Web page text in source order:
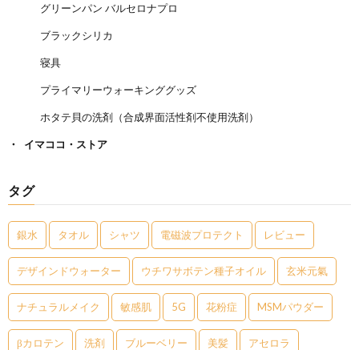
グリーンパン バルセロナプロ
ブラックシリカ
寝具
プライマリーウォーキンググッズ
ホタテ貝の洗剤（合成界面活性剤不使用洗剤）
イマココ・ストア
タグ
銀水 タオル シャツ 電磁波プロテクト レビュー
デザインドウォーター ウチワサボテン種子オイル 玄米元氣
ナチュラルメイク 敏感肌 5G 花粉症 MSMパウダー
βカロテン 洗剤 ブルーベリー 美髪 アセロラ